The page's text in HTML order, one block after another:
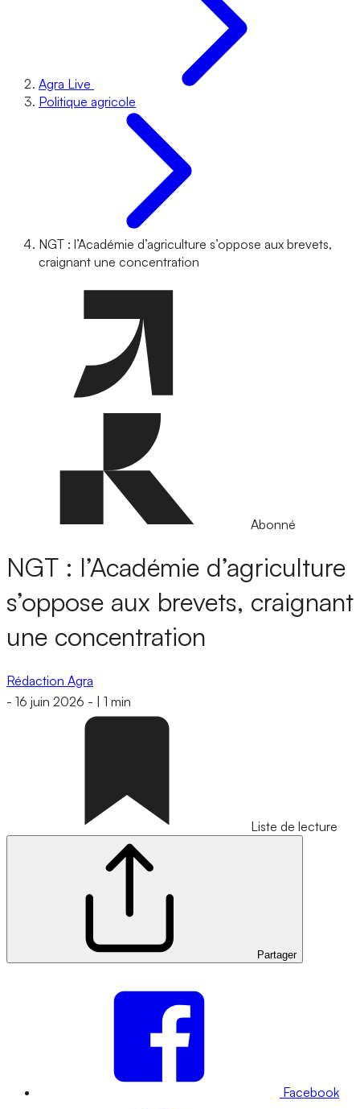
Agra Live
Politique agricole
NGT : l’Académie d’agriculture s’oppose aux brevets,
craignant une concentration
Abonné
NGT : l’Académie d’agriculture
s’oppose aux brevets, craignant
une concentration
Rédaction Agra
- 16 juin 2026 - 1 min
Liste de lecture
Partager
Facebook